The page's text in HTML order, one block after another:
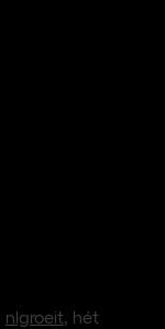
nlgroeit, hét